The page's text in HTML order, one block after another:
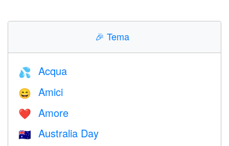
🎉 Tema
💦 Acqua
😄 Amici
❤️️ Amore
🇦🇺 Australia Day